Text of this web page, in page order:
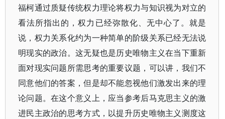
福柯通过质疑传统权力理论将权力与知识视为对立的
看法所指出的，权力已经弥散化、无中心了。就是
说，权力关系化约为一种简单的阶级关系已经无法说
明现实的政治。这无疑也是历史唯物主义在当下重新
面对现实问题所需思考的重要议题，可以讲，我们不
同意他们的答案，但是却不能忽视他们激发出来的理
论问题。在这个意义上，应当参考后马克思主义的激
进民主政治的思考方式，以提升历史唯物主义测度这